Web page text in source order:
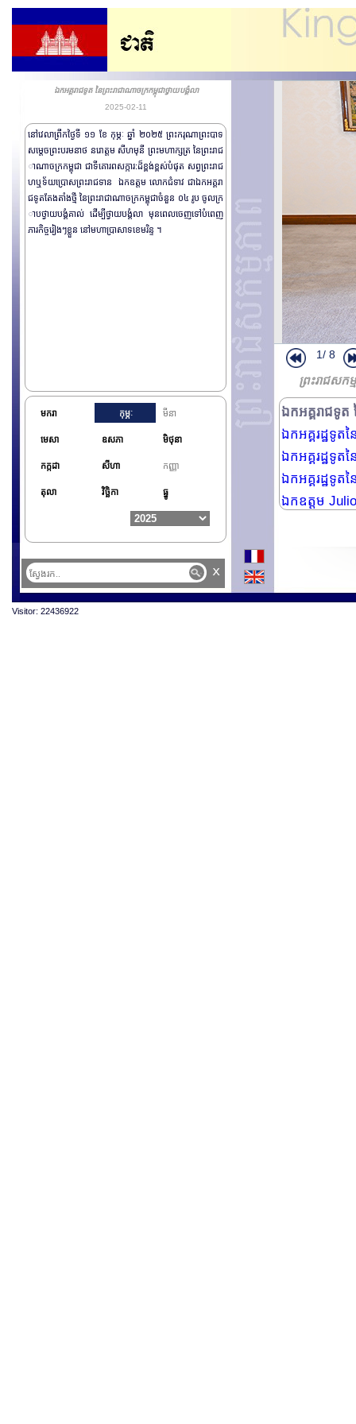
ឯកអគ្គរាជទូត នៃព្រះរាជាណាចក្រកម្ពុជាថ្វាយបង្គំលា
2025-02-11
នៅវេលាព្រឹកថ្ងៃទី​​ ១១ ខែ កុម្ភៈ ឆ្នាំ ២០២៥ ព្រះករុណាព្រះបាទ
សម្តេចព្រះបរមនាថ នរោត្តម សីហមុនី ព្រះមហាក្សត្រ នៃព្រះរាជ
ាណាចក្រកម្ពុជា ជាទីគោរពសក្ការ:ដ៏ខ្ពង់ខ្ពស់បំផុត សព្វព្រះរាជ
ហឬទ័យប្រោសព្រះរាជទាន ឯកឧត្តម លោកជំទាវ ជាឯកអគ្គរា
ជទូតតែងតាំងថ្មី នៃព្រះរាជាណាចក្រកម្ពុជាចំនួន ០៤ រូប ​ចូលក្រ
ាបថ្វាយបង្គំគាល់ ដើម្បីថ្វាយបង្គំលា មុនពេលចេញទៅបំពេញ
ភារកិច្ចរៀងៗខ្លួន នៅមហាប្រាសាទខេមរិន្ទ ។
មករា កុម្ភៈ មីនា
មេសា ឧសភា មិថុនា
កក្កដា សីហា កញ្ញា
តុលា វិច្ឆិកា ធ្នូ
1/ 8
ព្រះរាជសកម្
ឯកអគ្គរដ្ឋទូត
កិច្ចប្រជុំឧត្តម
ឯកអគ្គរដ្ឋទូ
ឯកអគ្គរដ្ឋទូ
ឯកអគ្គរាជទូត
ឯកអគ្គរដ្ឋទូ
ឯកអគ្គរដ្ឋទូត
ឯកអគ្គរដ្ឋទូត
ឯកឧត្តម
x
Visitor: 22436922